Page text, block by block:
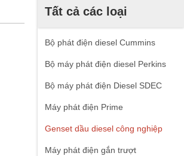
Tất cả các loại
Bộ phát điện diesel Cummins
Bộ máy phát điện diesel Perkins
Bộ máy phát điện Diesel SDEC
Máy phát điện Prime
Genset dầu diesel công nghiệp
Máy phát điện gắn trượt